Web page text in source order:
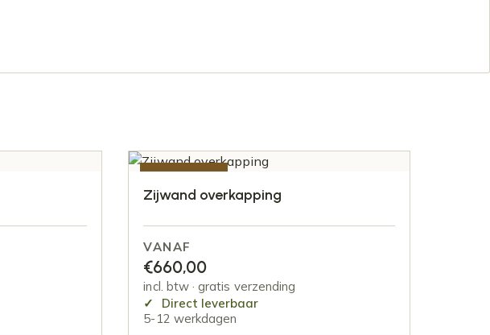
Zijwand overkapping
VANAF
€660,00
incl. btw · gratis verzending
Direct leverbaar
5-12 werkdagen